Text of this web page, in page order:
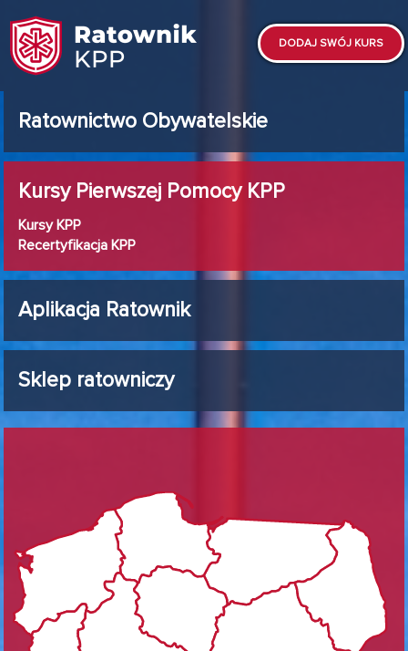
DODAJ SWÓJ KURS
Ratownictwo Obywatelskie
Kursy Pierwszej Pomocy KPP
Kursy KPP
Recertyfikacja KPP
Aplikacja Ratownik
Sklep ratowniczy